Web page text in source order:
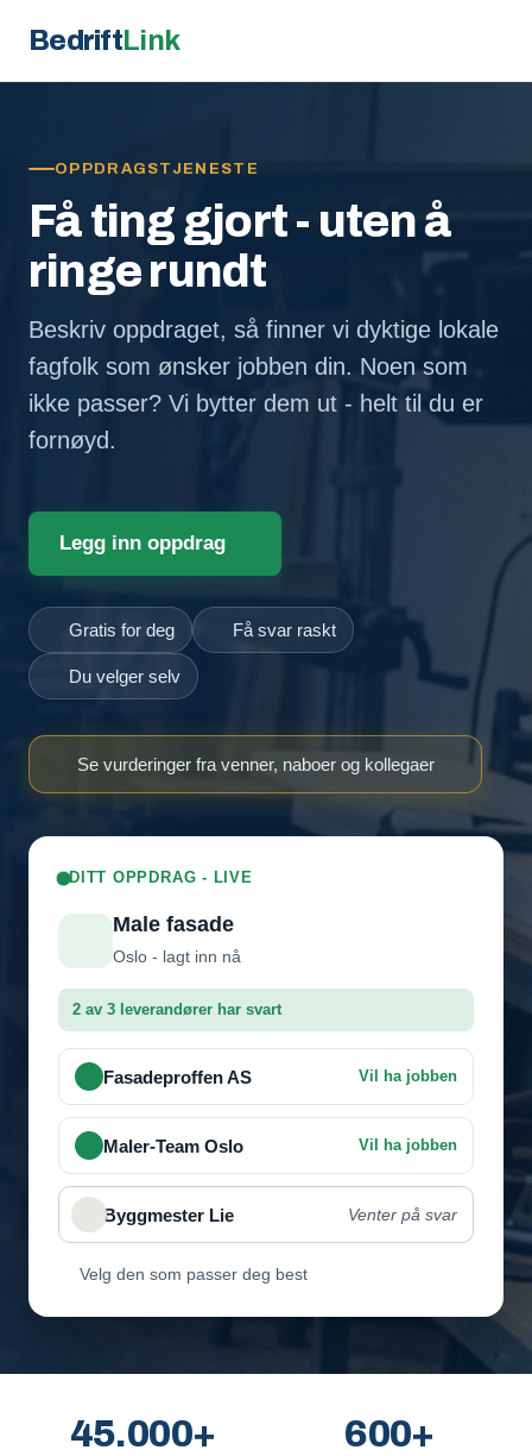
BedriftLink
OPPDRAGSTJENESTE
Få ting gjort - uten å
ringe rundt
Beskriv oppdraget, så finner vi dyktige lokale
fagfolk som ønsker jobben din. Noen som
ikke passer? Vi bytter dem ut - helt til du er
fornøyd.
Legg inn oppdrag
Gratis for deg Få svar raskt
Du velger selv
Se vurderinger fra venner, naboer og kollegaer
DITT OPPDRAG - LIVE
Male fasade
Oslo - lagt inn nå
2 av 3 leverandører har svart
Velg den som passer deg best
45.000+ 600+